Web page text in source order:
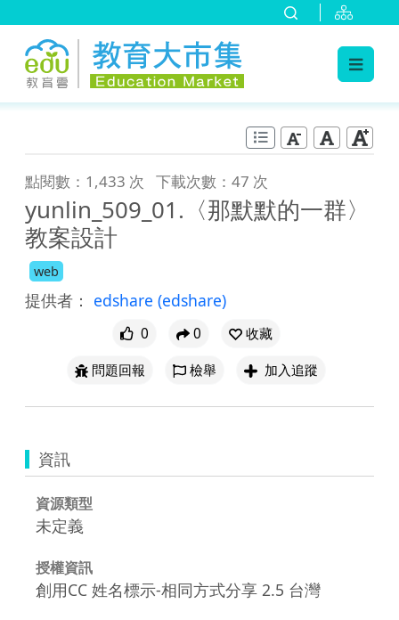
點閱數：1,433 次 下載次數：47 次
yunlin_509_01.〈那默默的一群〉
教案設計
web
提供者： edshare (edshare)
0 0
收藏
問題回報
檢舉 加入追蹤
資訊
資源類型
未定義
授權資訊
創用CC 姓名標示-相同方式分享 2.5 台灣